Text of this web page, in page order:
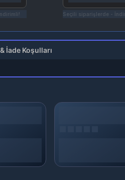
Seçili siparişlerde -
İade Koşulları